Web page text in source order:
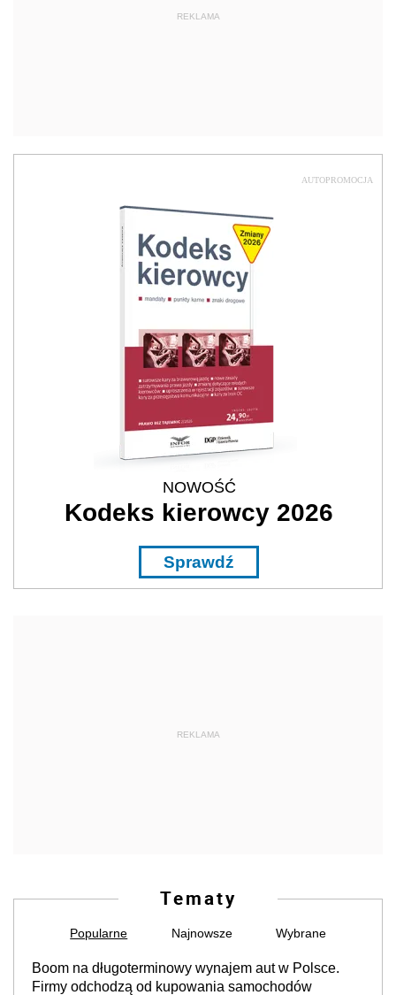
REKLAMA
AUTOPROMOCJA
NOWOŚĆ
Kodeks kierowcy 2026
Sprawdź
REKLAMA
Tematy
Popularne Najnowsze Wybrane
Boom na długoterminowy wynajem aut w Polsce.
Firmy odchodzą od kupowania samochodów